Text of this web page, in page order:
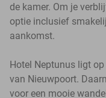
de kamer. Om je
optie inclusief
aankomst.
Hotel Neptunus ligt
van Nieuwpoort.
voor een mooie